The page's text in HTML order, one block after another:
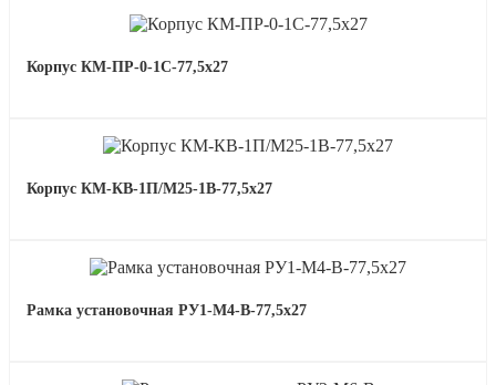
Корпус КМ-ПР-0-1С-77,5х27
Корпус КМ-КВ-1П/М25-1В-77,5х27
Рамка установочная РУ1-М4-В-77,5х27